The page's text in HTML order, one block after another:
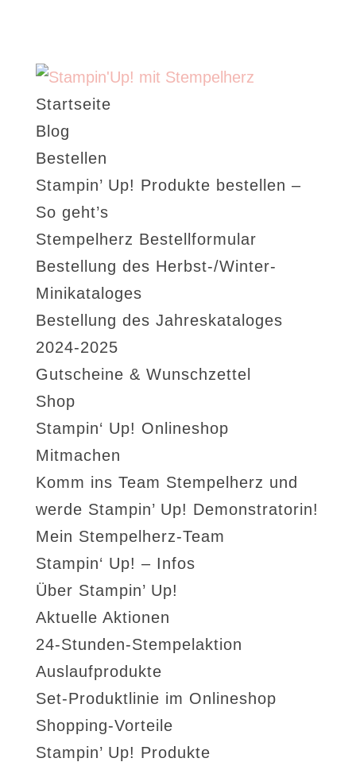
Startseite
Blog
Bestellen
Stampin’ Up! Produkte bestellen –
So geht’s
Stempelherz Bestellformular
Bestellung des Herbst-/Winter-
Minikataloges
Bestellung des Jahreskataloges
2024-2025
Gutscheine & Wunschzettel
Shop
Stampin‘ Up! Onlineshop
Mitmachen
Komm ins Team Stempelherz und
werde Stampin’ Up! Demonstratorin!
Mein Stempelherz-Team
Stampin‘ Up! – Infos
Über Stampin’ Up!
Aktuelle Aktionen
24-Stunden-Stempelaktion
Auslaufprodukte
Set-Produktlinie im Onlineshop
Shopping-Vorteile
Stampin’ Up! Produkte